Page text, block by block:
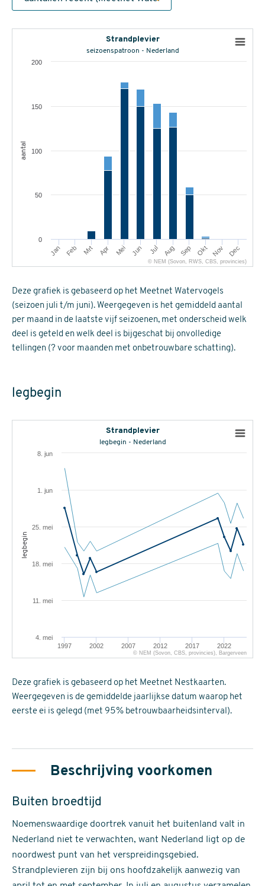
aantal
Strandplevier
seizoenspatroon - Nederland
Jan Feb Mrt Apr Mei Jun Jul Aug Sep Okt Nov Dec
0
50
100
150
200
© NEM (Sovon, RWS, CBS, provincies)
Deze grafiek is gebaseerd op het Meetnet Watervogels
(seizoen juli t/m juni). Weergegeven is het gemiddeld aantal
per maand in de laatste vijf seizoenen, met onderscheid welk
deel is geteld en welk deel is bijgeschat bij onvolledige
tellingen (? voor maanden met onbetrouwbare schatting).
legbegin
legbegin
Strandplevier
legbegin - Nederland
1997 2002 2007 2012 2017 2022
4. mei
11. mei
18. mei
25. mei
1. jun
8. jun
© NEM (Sovon, CBS, provincies), Bargerveen
Deze grafiek is gebaseerd op het Meetnet Nestkaarten.
Weergegeven is de gemiddelde jaarlijkse datum waarop het
eerste ei is gelegd (met 95% betrouwbaarheidsinterval).
Beschrijving voorkomen
Buiten broedtijd
Noemenswaardige doortrek vanuit het buitenland valt in
Nederland niet te verwachten, want Nederland ligt op de
noordwest punt van het verspreidingsgebied.
Strandplevieren zijn bij ons hoofdzakelijk aanwezig van